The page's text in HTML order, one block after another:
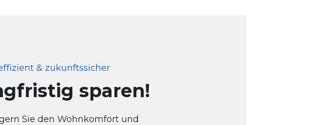
& zukunftssicher
sparen!
Sie den Wohnkomfort und